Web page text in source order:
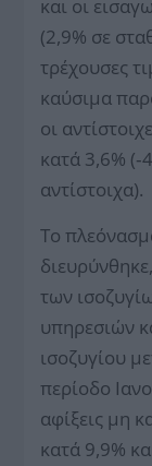
και οι
(2,9% σε
τρέχουσες
καύσιμα
οι
κατά 3,6%
αντίστοιχα).
Το
των
υπηρεσιών
ισοζυγίου
περίοδο
αφίξεις μη
κατά 9,9%